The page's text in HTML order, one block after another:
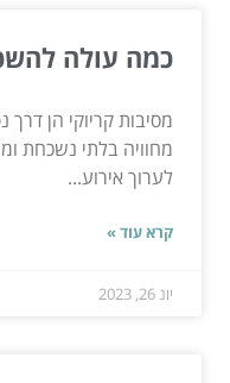
כמה עולה
מסיבות קריוקי הן
מחוויה בלתי נשכחת
לערוך אירוע...
קרא עוד »
יונ 26, 2023